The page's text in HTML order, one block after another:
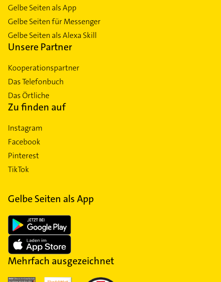
Gelbe Seiten als App
Gelbe Seiten für Messenger
Gelbe Seiten als Alexa Skill
Unsere Partner
Kooperationspartner
Das Telefonbuch
Das Örtliche
Zu finden auf
Instagram
Facebook
Pinterest
TikTok
Gelbe Seiten als App
Mehrfach ausgezeichnet